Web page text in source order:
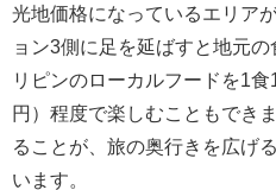
光地価格になっているエリア
ョン3側に足を延ばすと地元
リピンのローカルフードを1
円）程度で楽しむこともでき
ることが、旅の奥行きを広げ
います。